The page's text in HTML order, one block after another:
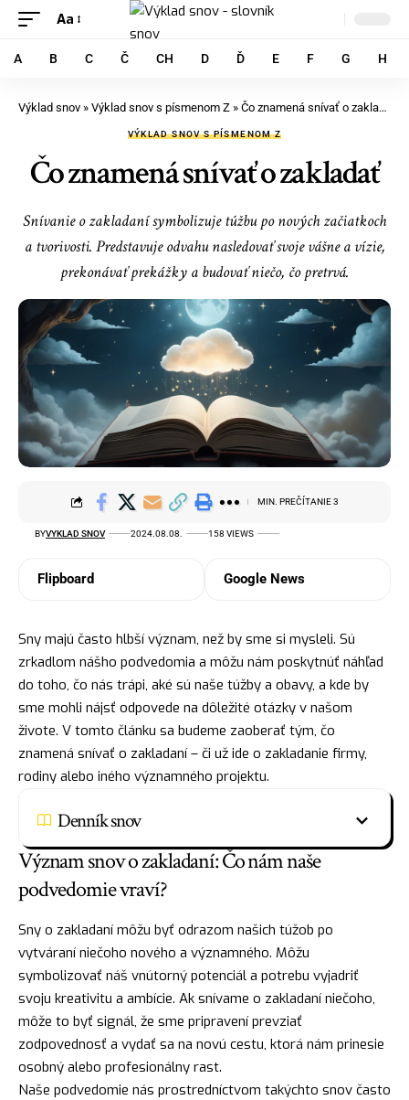
Aa
A B C Č CH D Ď E F G H
Výklad snov » Výklad snov s písmenom Z » Čo znamená snívať o zakladať
VÝKLAD SNOV S PÍSMENOM Z
Čo znamená snívať o zakladať
Snívanie o zakladaní symbolizuje túžbu po nových začiatkoch
a tvorivosti. Predstavuje odvahu nasledovať svoje vášne a vízie,
prekonávať prekážky a budovať niečo, čo pretrvá.
BYVYKLAD SNOV 2024.08.08. 158 VIEWS
MIN. PREČÍTANIE 3
Flipboard Google News
Sny majú často hlbší význam, než by sme si mysleli. Sú
zrkadlom nášho podvedomia a môžu nám poskytnúť náhľad
do toho, čo nás trápi, aké sú naše túžby a obavy, a kde by
sme mohli nájsť odpovede na dôležité otázky v našom
živote. V tomto článku sa budeme zaoberať tým, čo
znamená snívať o zakladaní – či už ide o zakladanie firmy,
rodiny alebo iného významného projektu.
Denník snov
Význam snov o zakladaní: Čo nám naše
podvedomie vraví?
Sny o zakladaní môžu byť odrazom našich túžob po
vytváraní niečoho nového a významného. Môžu
symbolizovať náš vnútorný potenciál a potrebu vyjadriť
svoju kreativitu a ambície. Ak snívame o zakladaní niečoho,
môže to byť signál, že sme pripravení prevziať
zodpovednosť a vydať sa na novú cestu, ktorá nám prinesie
osobný alebo profesionálny rast.
Naše podvedomie nás prostredníctvom takýchto snov často